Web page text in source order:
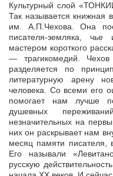
Культурный слой
Так называется книжная
им. А.П.Чехова. Она
писателя-земляка,
мастером короткого
— трагикомедий.
разделяется по
литературную арену
человека. Со всеми его
помогает нам лучше
душевных
незначительных на
них он раскрывает нам
месяц памяти писателя,
Его называли
русскую